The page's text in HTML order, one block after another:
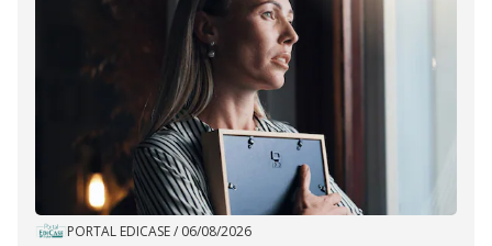
PORTAL EDICASE/ 06/08/2026